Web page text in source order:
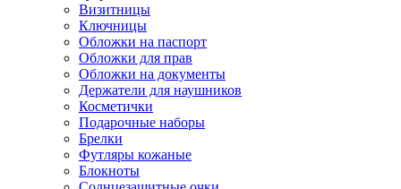
Визитницы
Ключницы
Обложки на паспорт
Обложки для прав
Обложки на документы
Держатели для наушников
Косметички
Подарочные наборы
Брелки
Футляры кожаные
Блокноты